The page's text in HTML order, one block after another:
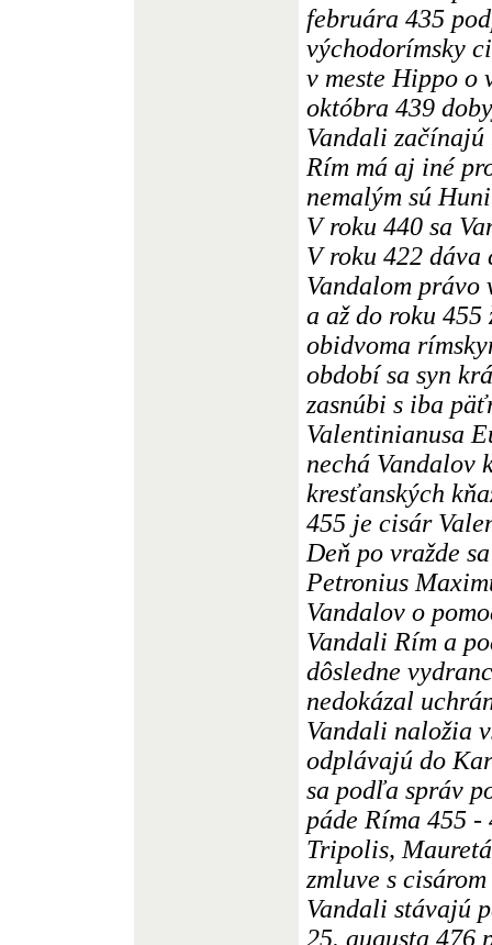
februára 435
východorímsky
v meste Hippo o
októbra 439
Vandali
Rím má aj iné
nemalým sú
V roku 440 sa
V roku 422 dáva
Vandalom
a až do roku
obidvoma
období sa syn
zasnúbi s iba
Valentinianusa
nechá Vandalov
kresťanských
455 je cisár
Deň po vražde
Petronius
Vandalov o
Vandali Rím a
dôsledne
nedokázal
Vandali naložia
odplávajú do
sa podľa správ
páde Ríma 455
Tripolis,
zmluve s
Vandali stávajú
25. augusta 476